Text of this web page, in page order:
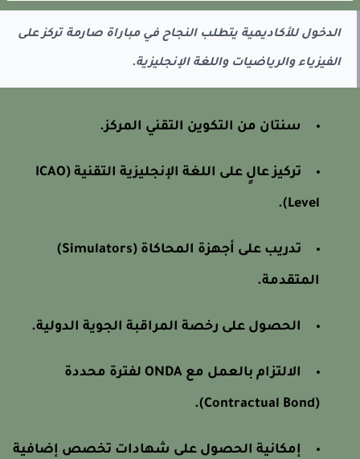
الدخول للأكاديمية يتطلب النجاح في مباراة صارمة تركز على
الفيزياء والرياضيات واللغة الإنجليزية.
سنتان من التكوين التقني المركز.
تركيز عالٍ على اللغة الإنجليزية التقنية (ICAO
Level).
تدريب على أجهزة المحاكاة (Simulators)
المتقدمة.
الحصول على رخصة المراقبة الجوية الدولية.
الالتزام بالعمل مع ONDA لفترة محددة
إمكانية الحصول على شهادات تخصص إضافية